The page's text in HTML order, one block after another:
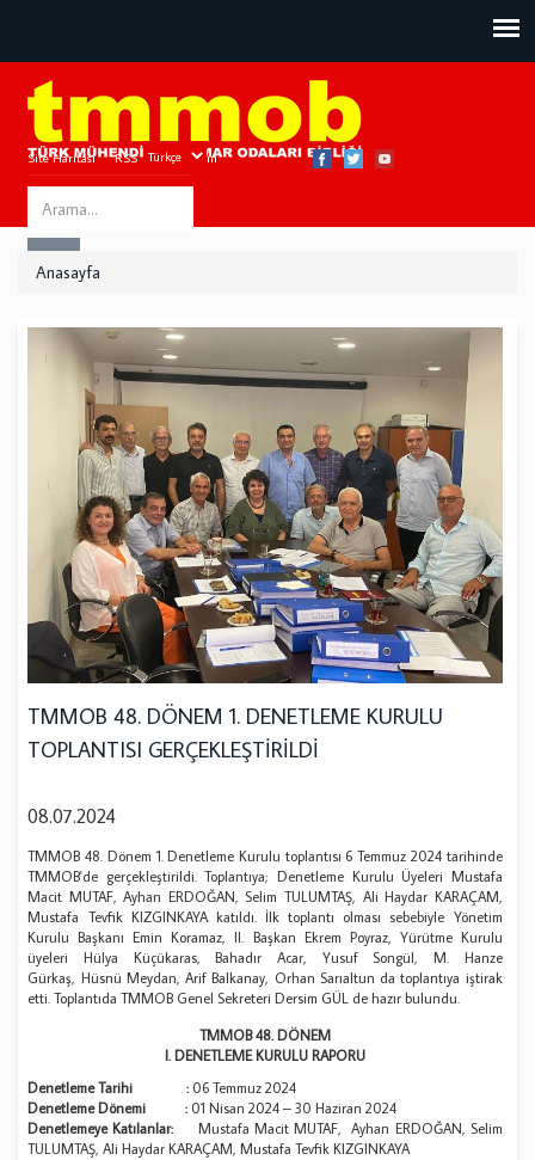
Site Haritası RSS Bize Ulaşın
Search
this
Anasayfa
TMMOB 48. DÖNEM 1. DENETLEME KURULU
TOPLANTISI GERÇEKLEŞTİRİLDİ
08.07.2024
TMMOB 48. Dönem 1. Denetleme Kurulu toplantısı 6 Temmuz 2024 tarihinde
TMMOB'de gerçekleştirildi. Toplantıya; Denetleme Kurulu Üyeleri Mustafa
Macit MUTAF, Ayhan ERDOĞAN, Selim TULUMTAŞ, Ali Haydar KARAÇAM,
Mustafa Tevfik KIZGINKAYA katıldı. İlk toplantı olması sebebiyle Yönetim
Kurulu Başkanı Emin Koramaz, II. Başkan Ekrem Poyraz, Yürütme Kurulu
üyeleri Hülya Küçükaras, Bahadır Acar, Yusuf Songül, M. Hanze
Gürkaş, Hüsnü Meydan, Arif Balkanay, Orhan Sarıaltun da toplantıya iştirak
etti. Toplantıda TMMOB Genel Sekreteri Dersim GÜL de hazır bulundu.
TMMOB 48. DÖNEM
I. DENETLEME KURULU RAPORU
Denetleme Tarihi : 06 Temmuz 2024
Denetleme Dönemi : 01 Nisan 2024 – 30 Haziran 2024
Denetlemeye Katılanlar: Mustafa Macit MUTAF, Ayhan ERDOĞAN, Selim
TULUMTAŞ, Ali Haydar KARAÇAM, Mustafa Tevfik KIZGINKAYA